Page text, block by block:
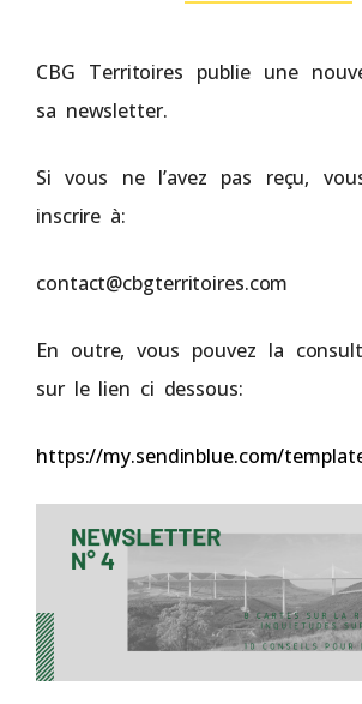
CBG Territoires publie une
sa newsletter.
Si vous ne l’avez pas reçu,
inscrire à:
contact@cbgterritoires.com
En outre, vous pouvez la
sur le lien ci dessous:
https://my.sendinblue.com/